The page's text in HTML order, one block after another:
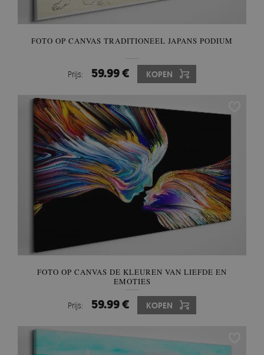
FOTO OP CANVAS TRADITIONEEL JAPANS PODIUM
Prijs: 59.99 € KOPEN
FOTO OP CANVAS DE KLEUREN VAN LIEFDE EN
EMOTIES
Prijs: 59.99 € KOPEN